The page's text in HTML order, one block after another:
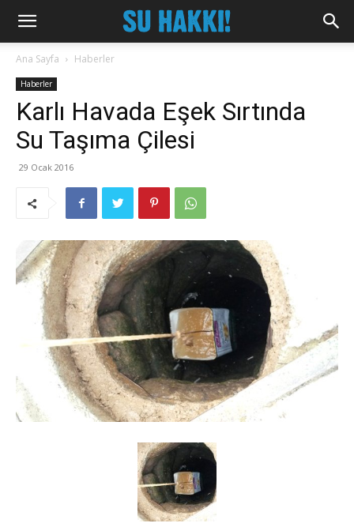
Ana Sayfa Haberler
Haberler
Karlı Havada Eşek Sırtında
Su Taşıma Çilesi
29 Ocak 2016